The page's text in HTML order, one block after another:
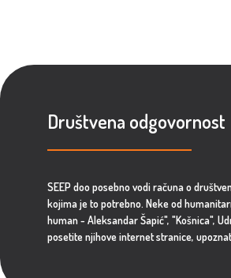
Društvena odgovornost
SEEP doo posebno vodi računa o
kojima je to potrebno. Neke od
human - Aleksandar Šapić", "Košnica",
posetite njihove internet stranice,